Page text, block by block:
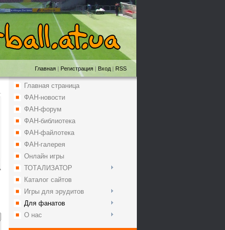
Главная | Регистрация | Вход | RSS
Главная страница
ФАН-новости
ФАН-форум
ФАН-библиотека
ФАН-файлотека
ФАН-галерея
Онлайн игры
ТОТАЛИЗАТОР
Каталог сайтов
Игры для эрудитов
Для фанатов
О нас